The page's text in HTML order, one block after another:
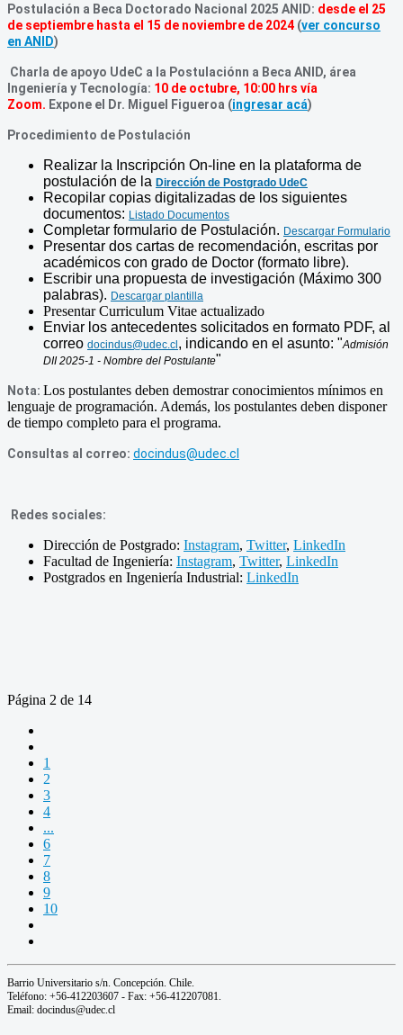
Postulación a Beca Doctorado Nacional 2025 ANID: desde el 25
de septiembre hasta el 15 de noviembre de 2024 (ver concurso
en ANID)
Charla de apoyo UdeC a la Postulaciónn a Beca ANID, área
Ingeniería y Tecnología: 10 de octubre, 10:00 hrs vía
Zoom. Expone el Dr. Miguel Figueroa (ingresar acá)
Procedimiento de Postulación
Realizar la Inscripción On-line en la plataforma de
postulación de la Dirección de Postgrado UdeC
Recopilar copias digitalizadas de los siguientes
documentos: Listado Documentos
Completar formulario de Postulación. Descargar Formulario
Presentar dos cartas de recomendación, escritas por
académicos con grado de Doctor (formato libre).
Escribir una propuesta de investigación (Máximo 300
palabras). Descargar plantilla
Presentar Curriculum Vitae actualizado
Enviar los antecedentes solicitados en formato PDF, al
correo docindus@udec.cl, indicando en el asunto: "Admisión
DII 2025-1 - Nombre del Postulante"
Nota: Los postulantes deben demostrar conocimientos mínimos en
lenguaje de programación. Además, los postulantes deben disponer
de tiempo completo para el programa.
Consultas al correo: docindus@udec.cl
Redes sociales:
Dirección de Postgrado: Instagram, Twitter, LinkedIn
Facultad de Ingeniería: Instagram, Twitter, LinkedIn
Postgrados en Ingeniería Industrial: LinkedIn
Página 2 de 14
1
2
3
4
...
6
7
8
9
10
Barrio Universitario s/n. Concepción. Chile.
Teléfono: +56-412203607 - Fax: +56-412207081.
Email: docindus@udec.cl